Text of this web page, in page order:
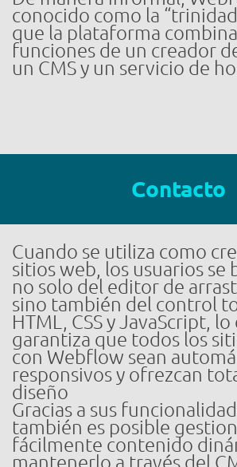
conocido como la
que la plataforma
funciones de un creador
un CMS y un servicio de
Cuando se utiliza como
sitios web, los usuarios se
no solo del editor de
sino también del control
HTML, CSS y JavaScript, lo
garantiza que todos los
con Webflow sean
responsivos y ofrezcan
diseño
Gracias a sus
también es posible
fácilmente contenido
Contacto